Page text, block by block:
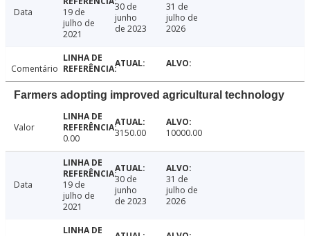
Data
19 de
julho de
2021
30 de
junho
de 2023
31 de
julho de
2026
Comentário
Farmers adopting improved agricultural technology
Valor
0.00
3150.00 10000.00
Data
19 de
julho de
2021
30 de
junho
de 2023
31 de
julho de
2026